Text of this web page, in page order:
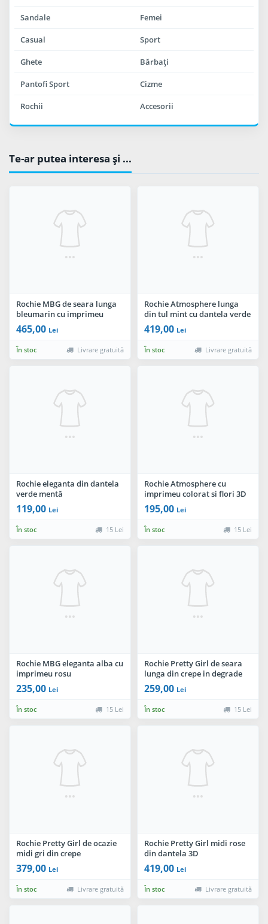
Sandale Femei
Casual Sport
Ghete Bărbaţi
Pantofi Sport Cizme
Rochii Accesorii
Te-ar putea interesa şi ...
Rochie MBG de seara lunga
bleumarin cu imprimeu
floral
465,00 Lei
În stoc Livrare gratuită
Rochie Atmosphere lunga
din tul mint cu dantela verde
in zona bustului
419,00 Lei
În stoc Livrare gratuită
Rochie eleganta din dantela
verde mentă
119,00 Lei
În stoc 15 Lei
Rochie Atmosphere cu
imprimeu colorat si flori 3D
in talie
195,00 Lei
În stoc 15 Lei
Rochie MBG eleganta alba cu
imprimeu rosu
235,00 Lei
În stoc 15 Lei
Rochie Pretty Girl de seara
lunga din crepe in degrade
259,00 Lei
În stoc 15 Lei
Rochie Pretty Girl de ocazie
midi gri din crepe
379,00 Lei
În stoc Livrare gratuită
Rochie Pretty Girl midi rose
din dantela 3D
419,00 Lei
În stoc Livrare gratuită